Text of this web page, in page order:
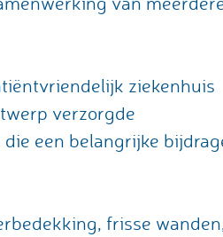
ziekenhuis
verzorgde
een belangrijke
frisse